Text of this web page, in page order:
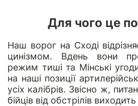
Для чого це
Наш ворог на Сході
цинізмом. Вдень вони
режим тиші та Мінські
на наші позиції
усіх калібрів. Звісно ж,
бійців від обстрілів